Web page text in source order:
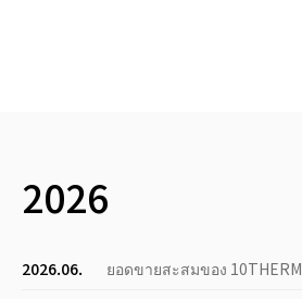
2026
2026.06.
ยอดขายสะสมของ